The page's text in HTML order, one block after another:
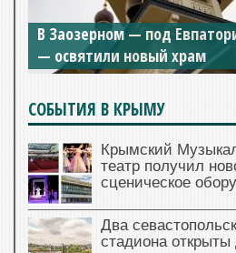
В Заозерном — под
— освятили новый храм
Мужской монастырь Косьмы
Дамиана в Крыму вновь
для посещения
СОБЫТИЯ В КРЫМУ
Крымский
театр получил
сценическое
Два
стадиона открыты